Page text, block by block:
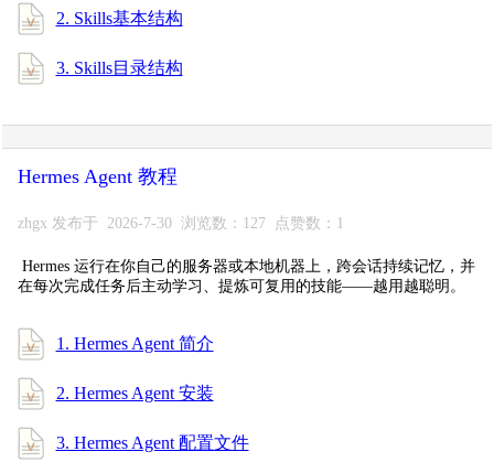
2. Skills基本结构
3. Skills目录结构
Hermes Agent 教程
zhgx 发布于 2026-7-30 浏览数：127 点赞数：1
Hermes 运行在你自己的服务器或本地机器上，跨会话持续记忆，并
在每次完成任务后主动学习、提炼可复用的技能——越用越聪明。
1. Hermes Agent 简介
2. Hermes Agent 安装
3. Hermes Agent 配置文件